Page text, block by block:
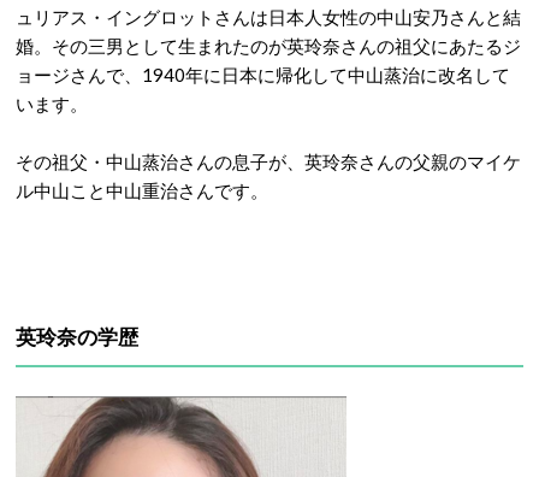
ュリアス・イングロットさんは日本人女性の中山安乃さんと結
婚。その三男として生まれたのが英玲奈さんの祖父にあたるジ
ョージさんで、1940年に日本に帰化して中山蒸治に改名して
います。
その祖父・中山蒸治さんの息子が、英玲奈さんの父親のマイケ
ル中山こと中山重治さんです。
英玲奈の学歴